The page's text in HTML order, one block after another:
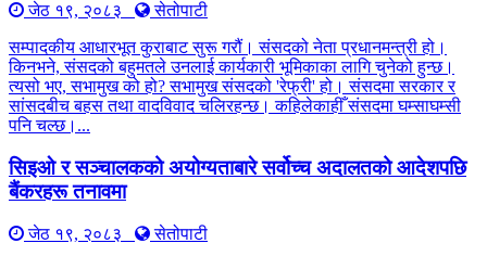
जेठ १९, २०८३
सेतोपाटी
सम्पादकीय आधारभूत कुराबाट सुरू गरौं। संसदको नेता प्रधानमन्त्री हो।
किनभने, संसदको बहुमतले उनलाई कार्यकारी भूमिकाका लागि चुनेको हुन्छ।
त्यसो भए, सभामुख को हो? सभामुख संसदको 'रेफ्री' हो। संसदमा सरकार र
सांसदबीच बहस तथा वादविवाद चलिरहन्छ। कहिलेकाहीँ संसदमा घम्साघम्सी
पनि चल्छ।...
सिइओ र सञ्चालकको अयोग्यताबारे सर्वोच्च अदालतको आदेशपछि
बैंकरहरू तनावमा
जेठ १९, २०८३
सेतोपाटी